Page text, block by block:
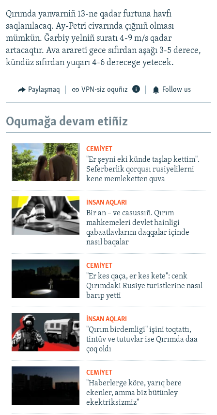
Qırımda yanvarniñ 13-ne qadar furtuna havfı
saqlanılacaq. Ay-Petri civarında çığnıñ olması
mümkün. Ğarbiy yelniñ suratı 4-9 m/s qadar
artacaqtır. Ava arareti gece sıfırdan aşağı 3-5 derece,
kündüz sıfırdan yuqarı 4-6 derecege yetecek.
Paylaşmaq VPN-siz oquñız Follow us
Oqumağa devam etiñiz
CEMİYET
"Er şeyni eki künde taşlap kettim".
Seferberlik qorqusı rusiyelilerni
kene memleketten quva
İNSAN AQLARI
Bir an – ve casussıñ. Qırım
mahkemeleri devlet hainligi
qabaatlavlarını daqqalar içinde
nasıl baqalar
CEMİYET
"Er kes qaça, er kes kete": cenk
Qırımdaki Rusiye turistlerine nasıl
barıp yetti
İNSAN AQLARI
"Qırım birdemligi" işini toqtattı,
tintüv ve tutuvlar ise Qırımda daa
çoq oldı
CEMİYET
"Haberlerge köre, yarıq bere
ekenler, amma biz bütünley
ekektriksizmiz"